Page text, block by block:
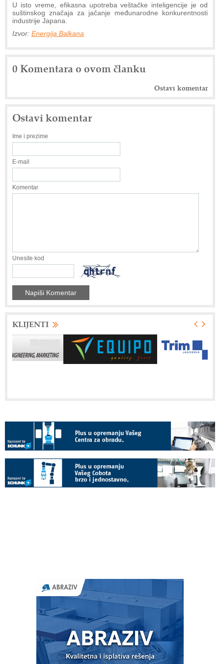
U isto vreme, efikasna upotreba veštačke inteligencije je od
suštinskog značaja za jačanje međunarodne konkurentnosti
industrije Japana.
Izvor: Energija Balkana
0 Komentara o ovom članku
Ostavi komentar
Ostavi komentar
Ime i prezime
E-mail
Komentar
Unesite kod
KLIJENTI